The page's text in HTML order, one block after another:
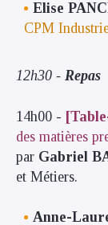
Elise
CPM
12h30 - Repas
14h00 -
des matières
par Gabriel
et Métiers.
Anne-